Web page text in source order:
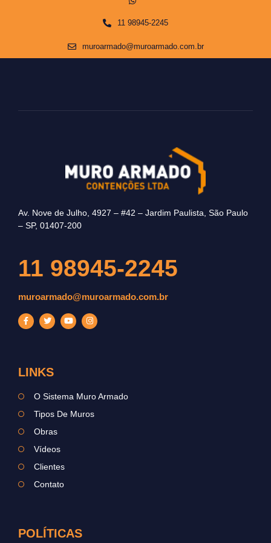
11 98945-2245
muroarmado@muroarmado.com.br
Av. Nove de Julho, 4927 – #42 – Jardim Paulista, São Paulo
– SP, 01407-200
11 98945-2245
muroarmado@muroarmado.com.br
LINKS
O Sistema Muro Armado
Tipos De Muros
Obras
Vídeos
Clientes
Contato
POLÍTICAS